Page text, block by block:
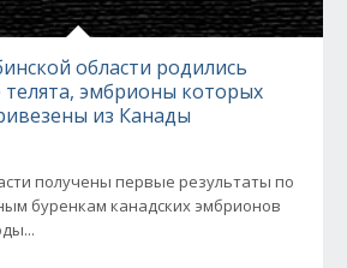
области родились
эмбрионы которых
из Канады
получены первые результаты по
буренкам канадских эмбрионов